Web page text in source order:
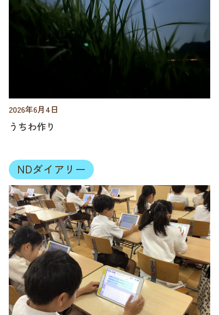
2026年6月4日
うちわ作り
NDダイアリー